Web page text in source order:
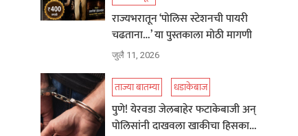
राज्यभरातून ‘पोलिस स्टेशनची पायरी
चढताना…’ या पुस्तकाला मोठी मागणी
जुलै 11, 2026
ताज्या बातम्या धडाकेबाज
पुणे! येरवडा जेलबाहेर फटाकेबाजी अन्
पोलिसांनी दाखवला खाकीचा हिसका…